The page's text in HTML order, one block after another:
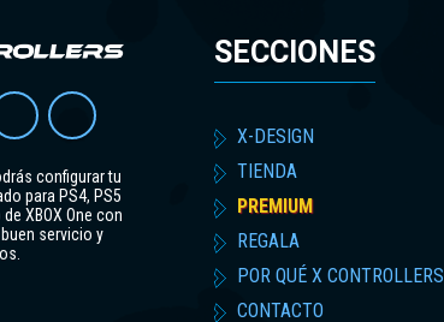
configurar tu
para PS4, PS5
XBOX One con
servicio y
SECCIONES
X-DESIGN
TIENDA
PREMIUM
REGALA
POR QUÉ X CONTROLLERS
CONTACTO